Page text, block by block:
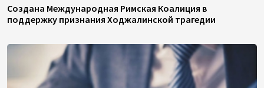
Создана Международная Римская Коалиция в
поддержку признания Ходжалинской трагедии